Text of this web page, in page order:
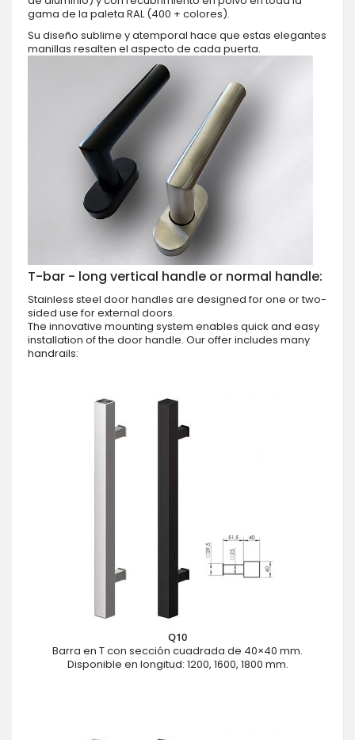
gama de la paleta RAL (400 + colores).
Su diseño sublime y atemporal hace que estas elegantes
manillas resalten el aspecto de cada puerta.
T-bar - long vertical handle or normal handle:
Stainless steel door handles are designed for one or two-
sided use for external doors.
The innovative mounting system enables quick and easy
installation of the door handle. Our offer includes many
handrails:
Q10
Barra en T con sección cuadrada de 40×40 mm.
Disponible en longitud: 1200, 1600, 1800 mm.